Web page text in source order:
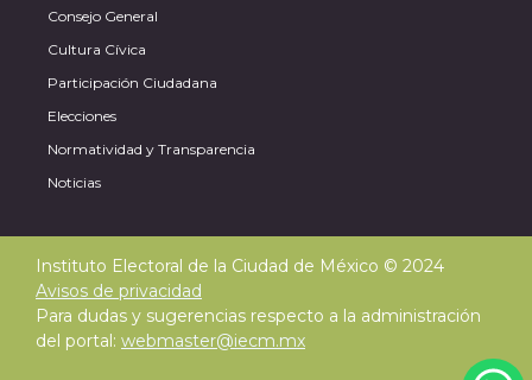
Consejo General
Cultura Cívica
Participación Ciudadana
Elecciones
Normatividad y Transparencia
Noticias
Instituto Electoral de la Ciudad de México © 2024
Avisos de privacidad
Para dudas y sugerencias respecto a la administración
del portal: webmaster@iecm.mx